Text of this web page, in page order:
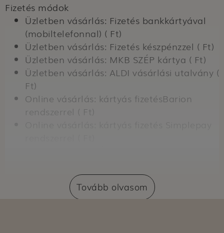
Fizetés módok
Üzletben vásárlás: Fizetés bankkártyával
(mobiltelefonnal) ( Ft)
Üzletben vásárlás: Fizetés készpénzzel ( Ft)
Üzletben vásárlás: MKB SZÉP kártya ( Ft)
Üzletben vásárlás: ALDI vásárlási utalvány (
Ft)
Online vásárlás: kártyás fizetésBarion
rendszerrel ( Ft)
Online vásárlás: Átvételkor történő fizetés
bankkártyával ( Ft)Tovább olvasom